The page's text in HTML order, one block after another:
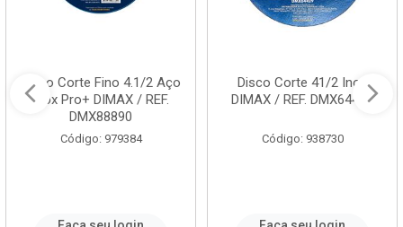
Disco Corte Fino 4.1/2 Aço
Inox Pro+ DIMAX / REF.
DMX88890
Código: 979384
Disco Corte 41/2 Inox
DIMAX / REF. DMX64429
Código: 938730